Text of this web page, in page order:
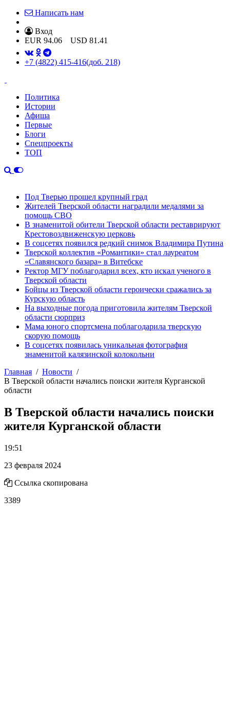
Написать нам
Вход
EUR 94.06 USD 81.41
+7 (4822) 415-416(доб. 218)
Политика
Истории
Афиша
Первые
Блоги
Спецпроекты
ТОП
Под Тверью прошел крупный град
Жителей Тверской области наградили медалями за
помощь СВО
В знаменитой обители Тверской области реставрируют
Крестовоздвиженскую церковь
В соцсетях появился редкий снимок Владимира Путина
Тверской коллектив «Романтики» стал лауреатом
«Славянского базара» в Витебске
Ректор МГУ поблагодарил всех, кто искал ученого в
Тверской области
Бойцы из Тверской области героически сражались за
Курскую область
На выходные погода приготовила жителям Тверской
области сюрприз
Мама юного спортсмена поблагодарила тверскую
скорую помощь
В соцсетях появилась уникальная фотография
знаменитой калязинской колокольни
Главная
Новости
В Тверской области начались поиски жителя Курганской
области
В Тверской области начались поиски
жителя Курганской области
19:51
23 февраля 2024
Ссылка скопирована
3389